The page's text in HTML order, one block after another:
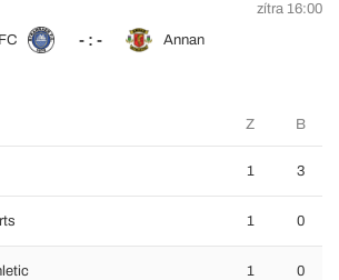
zítra 16:00
- : - Annan
Z B
1 3
1 0
1 0